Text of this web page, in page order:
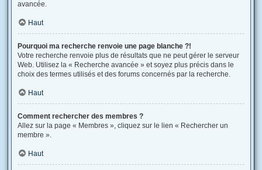
avancée.
Haut
Pourquoi ma recherche renvoie une page blanche ?!
Votre recherche renvoie plus de résultats que ne peut gérer le serveur
Web. Utilisez la « Recherche avancée » et soyez plus précis dans le
choix des termes utilisés et des forums concernés par la recherche.
Haut
Comment rechercher des membres ?
Allez sur la page « Membres », cliquez sur le lien « Rechercher un
membre ».
Haut